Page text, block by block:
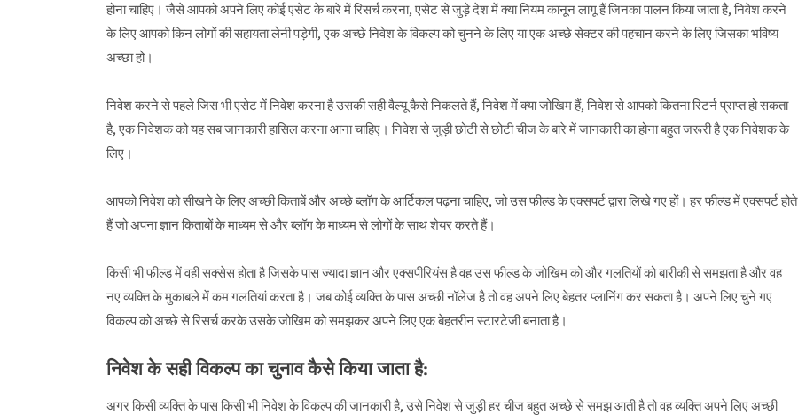
होना चाहिए। जैसे आपको अपने लिए कोई एसेट के बारे में रिसर्च करना, एसेट से जुड़े देश में क्या नियम कानून लागू हैं जिनका पालन किया जाता है, निवेश करने
के लिए आपको किन लोगों की सहायता लेनी पड़ेगी, एक अच्छे निवेश के विकल्प को चुनने के लिए या एक अच्छे सेक्टर की पहचान करने के लिए जिसका भविष्य
अच्छा हो।
निवेश करने से पहले जिस भी एसेट में निवेश करना है उसकी सही वैल्यू कैसे निकलते हैं, निवेश में क्या जोखिम हैं, निवेश से आपको कितना रिटर्न प्राप्त हो सकता
है, एक निवेशक को यह सब जानकारी हासिल करना आना चाहिए। निवेश से जुड़ी छोटी से छोटी चीज के बारे में जानकारी का होना बहुत जरूरी है एक निवेशक के
लिए।
आपको निवेश को सीखने के लिए अच्छी किताबें और अच्छे ब्लॉग के आर्टिकल पढ़ना चाहिए, जो उस फील्ड के एक्सपर्ट द्वारा लिखे गए हों। हर फील्ड में एक्सपर्ट होते
हैं जो अपना ज्ञान किताबों के माध्यम से और ब्लॉग के माध्यम से लोगों के साथ शेयर करते हैं।
किसी भी फील्ड में वही सक्सेस होता है जिसके पास ज्यादा ज्ञान और एक्सपीरियंस है वह उस फील्ड के जोखिम को और गलतियों को बारीकी से समझता है और वह
नए व्यक्ति के मुकाबले में कम गलतियां करता है। जब कोई व्यक्ति के पास अच्छी नॉलेज है तो वह अपने लिए बेहतर प्लानिंग कर सकता है। अपने लिए चुने गए
विकल्प को अच्छे से रिसर्च करके उसके जोखिम को समझकर अपने लिए एक बेहतरीन स्टारटेजी बनाता है।
निवेश के सही विकल्प का चुनाव कैसे किया जाता है:
अगर किसी व्यक्ति के पास किसी भी निवेश के विकल्प की जानकारी है, उसे निवेश से जुड़ी हर चीज बहुत अच्छे से समझ आती है तो वह व्यक्ति अपने लिए अच्छी